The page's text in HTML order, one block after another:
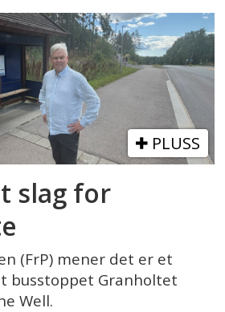
PLUSS
slag for
(FrP) mener det er et
busstoppet Granholtet
Well.